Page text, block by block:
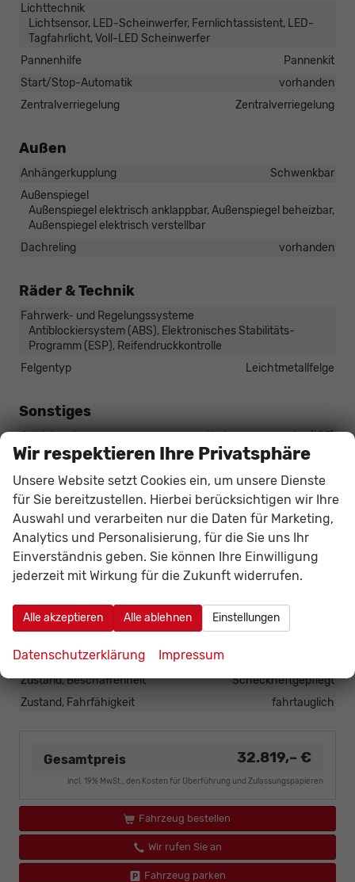
Lichttechnik
Lichtsensor, LED-Scheinwerfer, Fernlichtassistent, LED-
Tagfahrlicht, Voll-LED Scheinwerfer
Pannenhilfe
Pannenkit
Start/Stop-Automatik
vorhanden
Zentralverriegelung
Zentralverriegelung
Außen
Anhängerkupplung
Schwenkbar
Außenspiegel
Außenspiegel elektrisch anklappbar, Außenspiegel beheizbar,
Außenspiegel elektrisch verstellbar
Dachreling
vorhanden
Räder & Technik
Fahrwerk- und Regelungssysteme
Antiblockiersystem (ABS), Elektronisches Stabilitäts-
Programm (ESP), Reifendruckkontrolle
Felgentyp
Leichtmetallfelge
Sonstiges
Antriebsart
Verbrennungsmotor (ICE)
Anzahl Sitzplätze
Anzahl Türen
5-türig
Erstzulassung
01.06.2026
Kilometerstand
20
Lackierung
Leergewicht
Polsterung
Tageszulassung
vorhanden
Zustand
Zustand, Beschaffenheit
Scheckheftgepflegt
Zustand, Fahrfähigkeit
fahrtauglich
Gesamtpreis 32.819,– €
incl. 19% MwSt., den Kosten für Überführung und Zulassungspapieren
Fahrzeug bestellen
Wir rufen Sie an
Fahrzeug parken
Wir respektieren Ihre Privatsphäre
Unsere Website setzt Cookies ein, um unsere Dienste
für Sie bereitzustellen. Hierbei berücksichtigen wir Ihre
Auswahl und verarbeiten nur die Daten für Marketing,
Analytics und Personalisierung, für die Sie uns Ihr
Einverständnis geben. Sie können Ihre Einwilligung
jederzeit mit Wirkung für die Zukunft widerrufen.
Alle akzeptieren Alle ablehnen Einstellungen
Datenschutzerklärung Impressum